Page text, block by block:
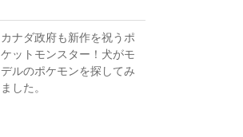
カナダ政府も新作を祝うポ
ケットモンスター！犬がモ
デルのポケモンを探してみ
ました。